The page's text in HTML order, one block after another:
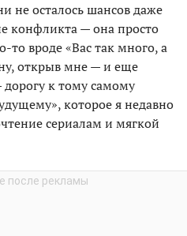
не осталось шансов даже
конфликта — она просто
то вроде «Вас так много, а
открыв мне — и еще
к тому самому
которое я недавно
сериалам и мягкой